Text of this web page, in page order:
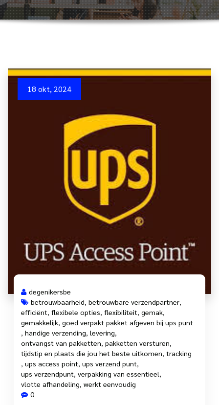
18 okt, 2024
degenikersbe
betrouwbaarheid betrouwbare verzendpartner
efficiënt flexibele opties flexibiliteit gemak
gemakkelijk goed verpakt pakket afgeven bij ups punt
handige verzending levering
ontvangst van pakketten pakketten versturen
tijdstip en plaats die jou het beste uitkomen tracking
ups access point ups verzend punt
ups verzendpunt verpakking van essentieel
vlotte afhandeling werkt eenvoudig
0